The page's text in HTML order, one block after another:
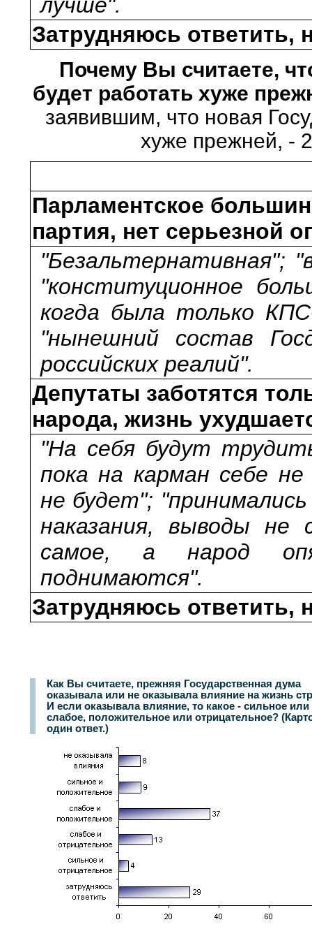
Затрудняюсь ответить,
Почему Вы считаете,
будет работать хуже
заявившим, что новая
хуже прежней, -
Парламентское
партия, нет серьезной
"Безальтернативная";
"конституционное
когда была только
"нынешний состав
российских реалий".
Депутаты заботятся
народа, жизнь
"На себя будут
пока на карман себе
не будет";
наказания, выводы
самое, а народ
поднимаются".
Затрудняюсь ответить,
Как Вы считаете, прежняя Государственная дума
оказывала или не оказывала влияние на жизнь
И если оказывала влияние, то какое - сильное или
слабое, положительное или отрицательное?
один ответ.)